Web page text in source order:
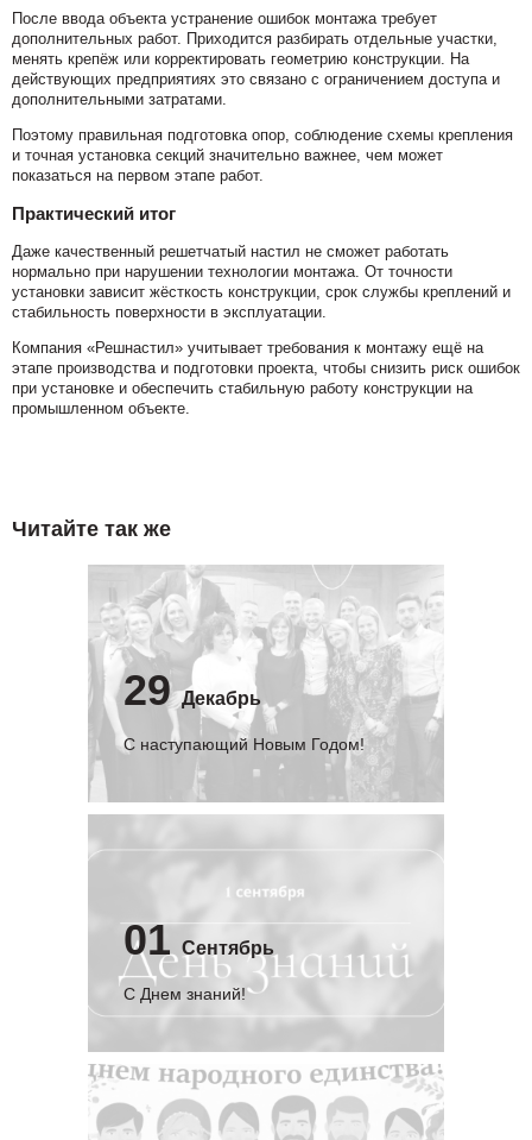
После ввода объекта устранение ошибок монтажа требует
дополнительных работ. Приходится разбирать отдельные участки,
менять крепёж или корректировать геометрию конструкции. На
действующих предприятиях это связано с ограничением доступа и
дополнительными затратами.
Поэтому правильная подготовка опор, соблюдение схемы крепления
и точная установка секций значительно важнее, чем может
показаться на первом этапе работ.
Практический итог
Даже качественный решетчатый настил не сможет работать
нормально при нарушении технологии монтажа. От точности
установки зависит жёсткость конструкции, срок службы креплений и
стабильность поверхности в эксплуатации.
Компания «Решнастил» учитывает требования к монтажу ещё на
этапе производства и подготовки проекта, чтобы снизить риск ошибок
при установке и обеспечить стабильную работу конструкции на
промышленном объекте.
Читайте так же
29 Декабрь
С наступающий Новым Годом!
01 Сентябрь
C Днем знаний!